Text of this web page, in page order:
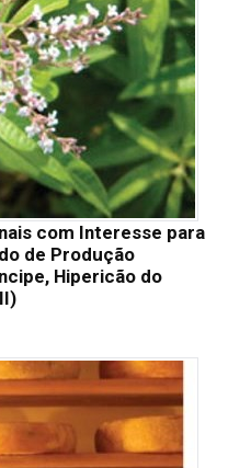
com Interesse para
de Produção
Hipericão do